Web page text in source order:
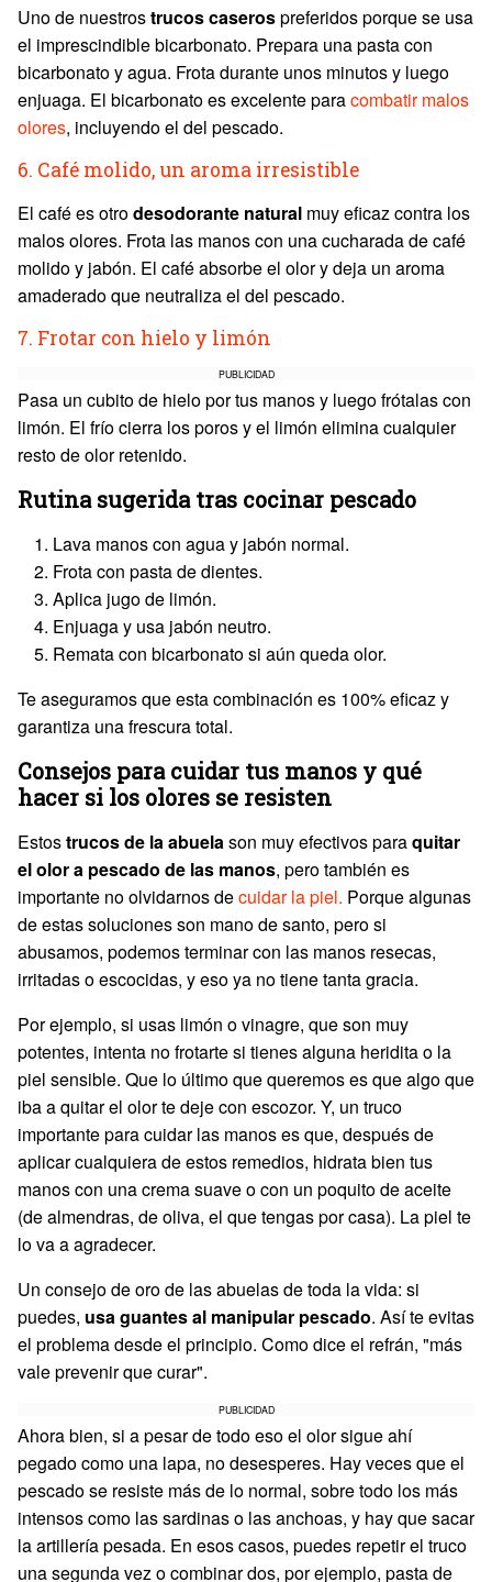
Uno de nuestrostrucos caserospreferidos porque se usa
el imprescindible bicarbonato. Prepara una pasta con
bicarbonato y agua. Frota durante unos minutos y luego
enjuaga. El bicarbonato es excelente paracombatir malos
olores, incluyendo el del pescado.
6. Café molido, un aroma irresistible
El café es otrodesodorante natural muy eficaz contra los
malos olores. Frota las manos con una cucharada de café
molido y jabón. El café absorbe el olor y deja un aroma
amaderado que neutraliza el del pescado.
7. Frotar con hielo y limón
PUBLICIDAD
Pasa un cubito de hielo por tus manos y luego frótalas con
limón. El frío cierra los poros y el limón elimina cualquier
resto de olor retenido.
Rutina sugerida tras cocinar pescado
Lava manos con agua y jabón normal.
Frota con pasta de dientes.
Aplica jugo de limón.
Enjuaga y usa jabón neutro.
Remata con bicarbonato si aún queda olor.
Te aseguramos que esta combinación es 100% eficaz y
garantiza una frescura total.
Consejos para cuidar tus manos y qué
hacer si los olores se resisten
Estostrucos de la abuelason muy efectivos paraquitar
el olor a pescado de las manos, pero también es
importante no olvidarnos decuidar la piel. Porque algunas
de estas soluciones son mano de santo, pero si
abusamos, podemos terminar con las manos resecas,
irritadas o escocidas, y eso ya no tiene tanta gracia.
Por ejemplo, si usas limón o vinagre, que son muy
potentes, intenta no frotarte si tienes alguna heridita o la
piel sensible. Que lo último que queremos es que algo que
iba a quitar el olor te deje con escozor. Y, un truco
importante para cuidar las manos es que, después de
aplicar cualquiera de estos remedios, hidrata bien tus
manos con una crema suave o con un poquito de aceite
(de almendras, de oliva, el que tengas por casa). La piel te
lo va a agradecer.
Un consejo de oro de las abuelas de toda la vida: si
puedes, usa guantes al manipular pescado. Así te evitas
el problema desde el principio. Como dice el refrán, "más
vale prevenir que curar".
PUBLICIDAD
Ahora bien, si a pesar de todo eso el olor sigue ahí
pegado como una lapa, no desesperes. Hay veces que el
pescado se resiste más de lo normal, sobre todo los más
intensos como las sardinas o las anchoas, y hay que sacar
la artillería pesada. En esos casos, puedes repetir el truco
una segunda vez o combinar dos, por ejemplo, pasta de